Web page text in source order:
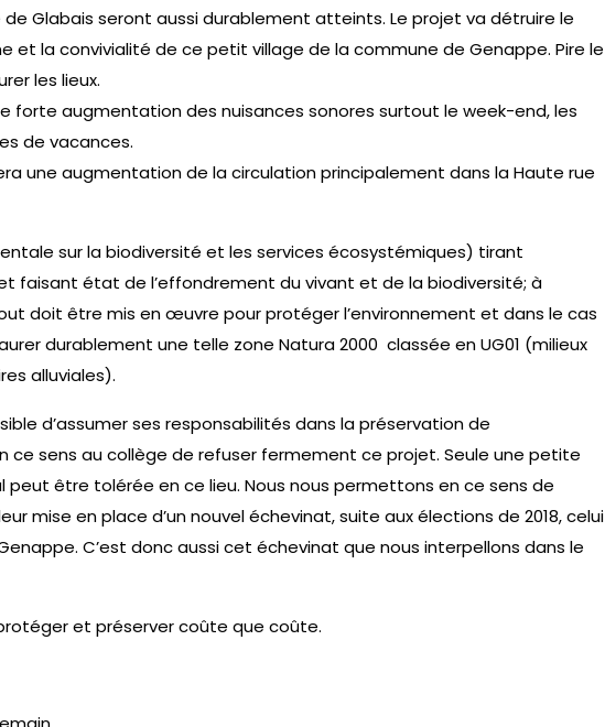
de Glabais seront aussi durablement atteints. Le projet va détruire le
et la convivialité de ce petit village de la commune de Genappe. Pire le
les lieux.
forte augmentation des nuisances sonores surtout le week-end, les
de vacances.
une augmentation de la circulation principalement dans la Haute rue
sur la biodiversité et les services écosystémiques) tirant
faisant état de l’effondrement du vivant et de la biodiversité; à
doit être mis en œuvre pour protéger l’environnement et dans le cas
durablement une telle zone Natura 2000 classée en UG01 (milieux
alluviales).
d’assumer ses responsabilités dans la préservation de
ce sens au collège de refuser fermement ce projet. Seule une petite
être tolérée en ce lieu. Nous nous permettons en ce sens de
mise en place d’un nouvel échevinat, suite aux élections de 2018, celui
C’est donc aussi cet échevinat que nous interpellons dans le
et préserver coûte que coûte.